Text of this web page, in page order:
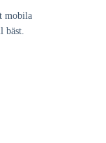
mobila
bäst.